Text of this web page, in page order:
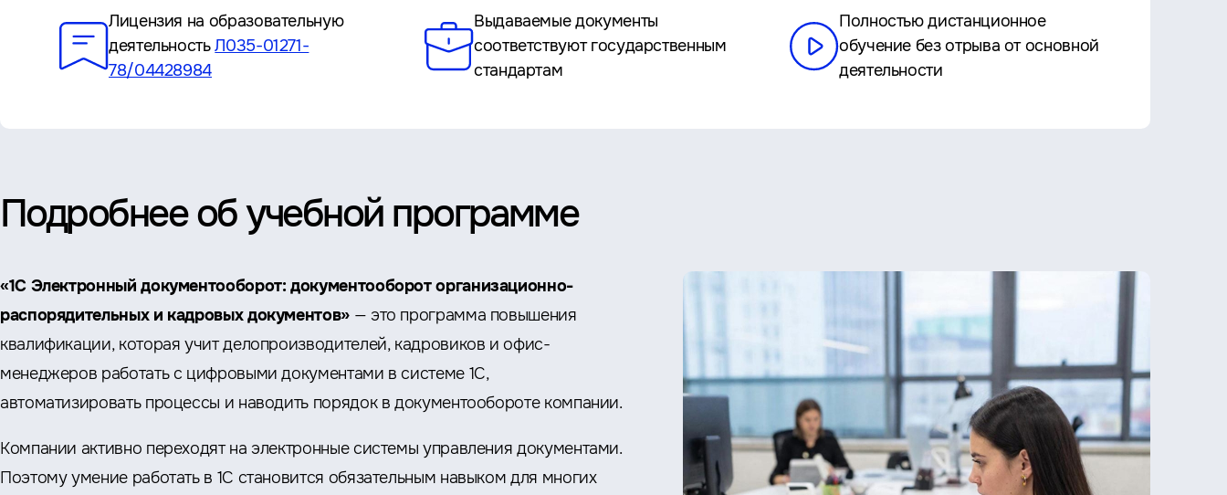
Лицензия на образовательную
деятельностьЛ035-01271-
78/04428984
Выдаваемые документы
соответствуют государственным
стандартам
Полностью дистанционное
обучение без отрыва от основной
деятельности
Подробнее об учебной программе
«1С Электронный документооборот: документооборот организационно-
распорядительных и кадровых документов»— это программа повышения
квалификации, которая учит делопроизводителей, кадровиков и офис-
менеджеров работать с цифровыми документами в системе 1С,
автоматизировать процессы и наводить порядок в документообороте компании.
Компании активно переходят на электронные системы управления документами.
Поэтому умение работать в 1С становится обязательным навыком для многих